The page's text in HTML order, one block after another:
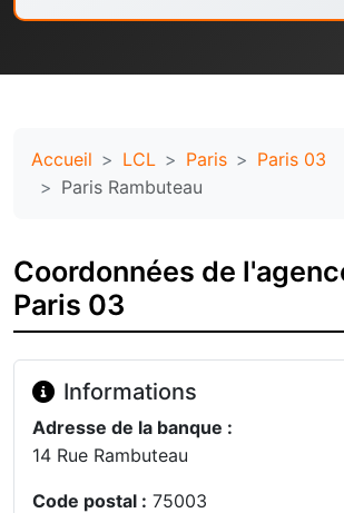
Accueil LCL Paris
Paris 03
Paris Rambuteau
Coordonnées de
Paris 03
Informations
Adresse de la banque :
14 Rue Rambuteau
Code postal : 75003